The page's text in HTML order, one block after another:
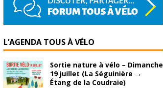
L’AGENDA TOUS À VÉLO
Sortie nature à vélo – Dimanche
19 juillet (La Séguinière →
Étang de la Coudraie)